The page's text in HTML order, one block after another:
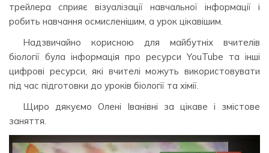
трейлера сприяє візуалізації навчальної інформації і
робить навчання осмисленішим, а урок цікавішим.
Надзвичайно корисною для майбутніх вчителів
біології була інформація про ресурси YouTube та інші
цифрові ресурси, які вчителі можуть використовувати
під час підготовки до уроків біології та хімії.
Щиро дякуємо Олені Іванівні за цікаве і змістове
заняття.